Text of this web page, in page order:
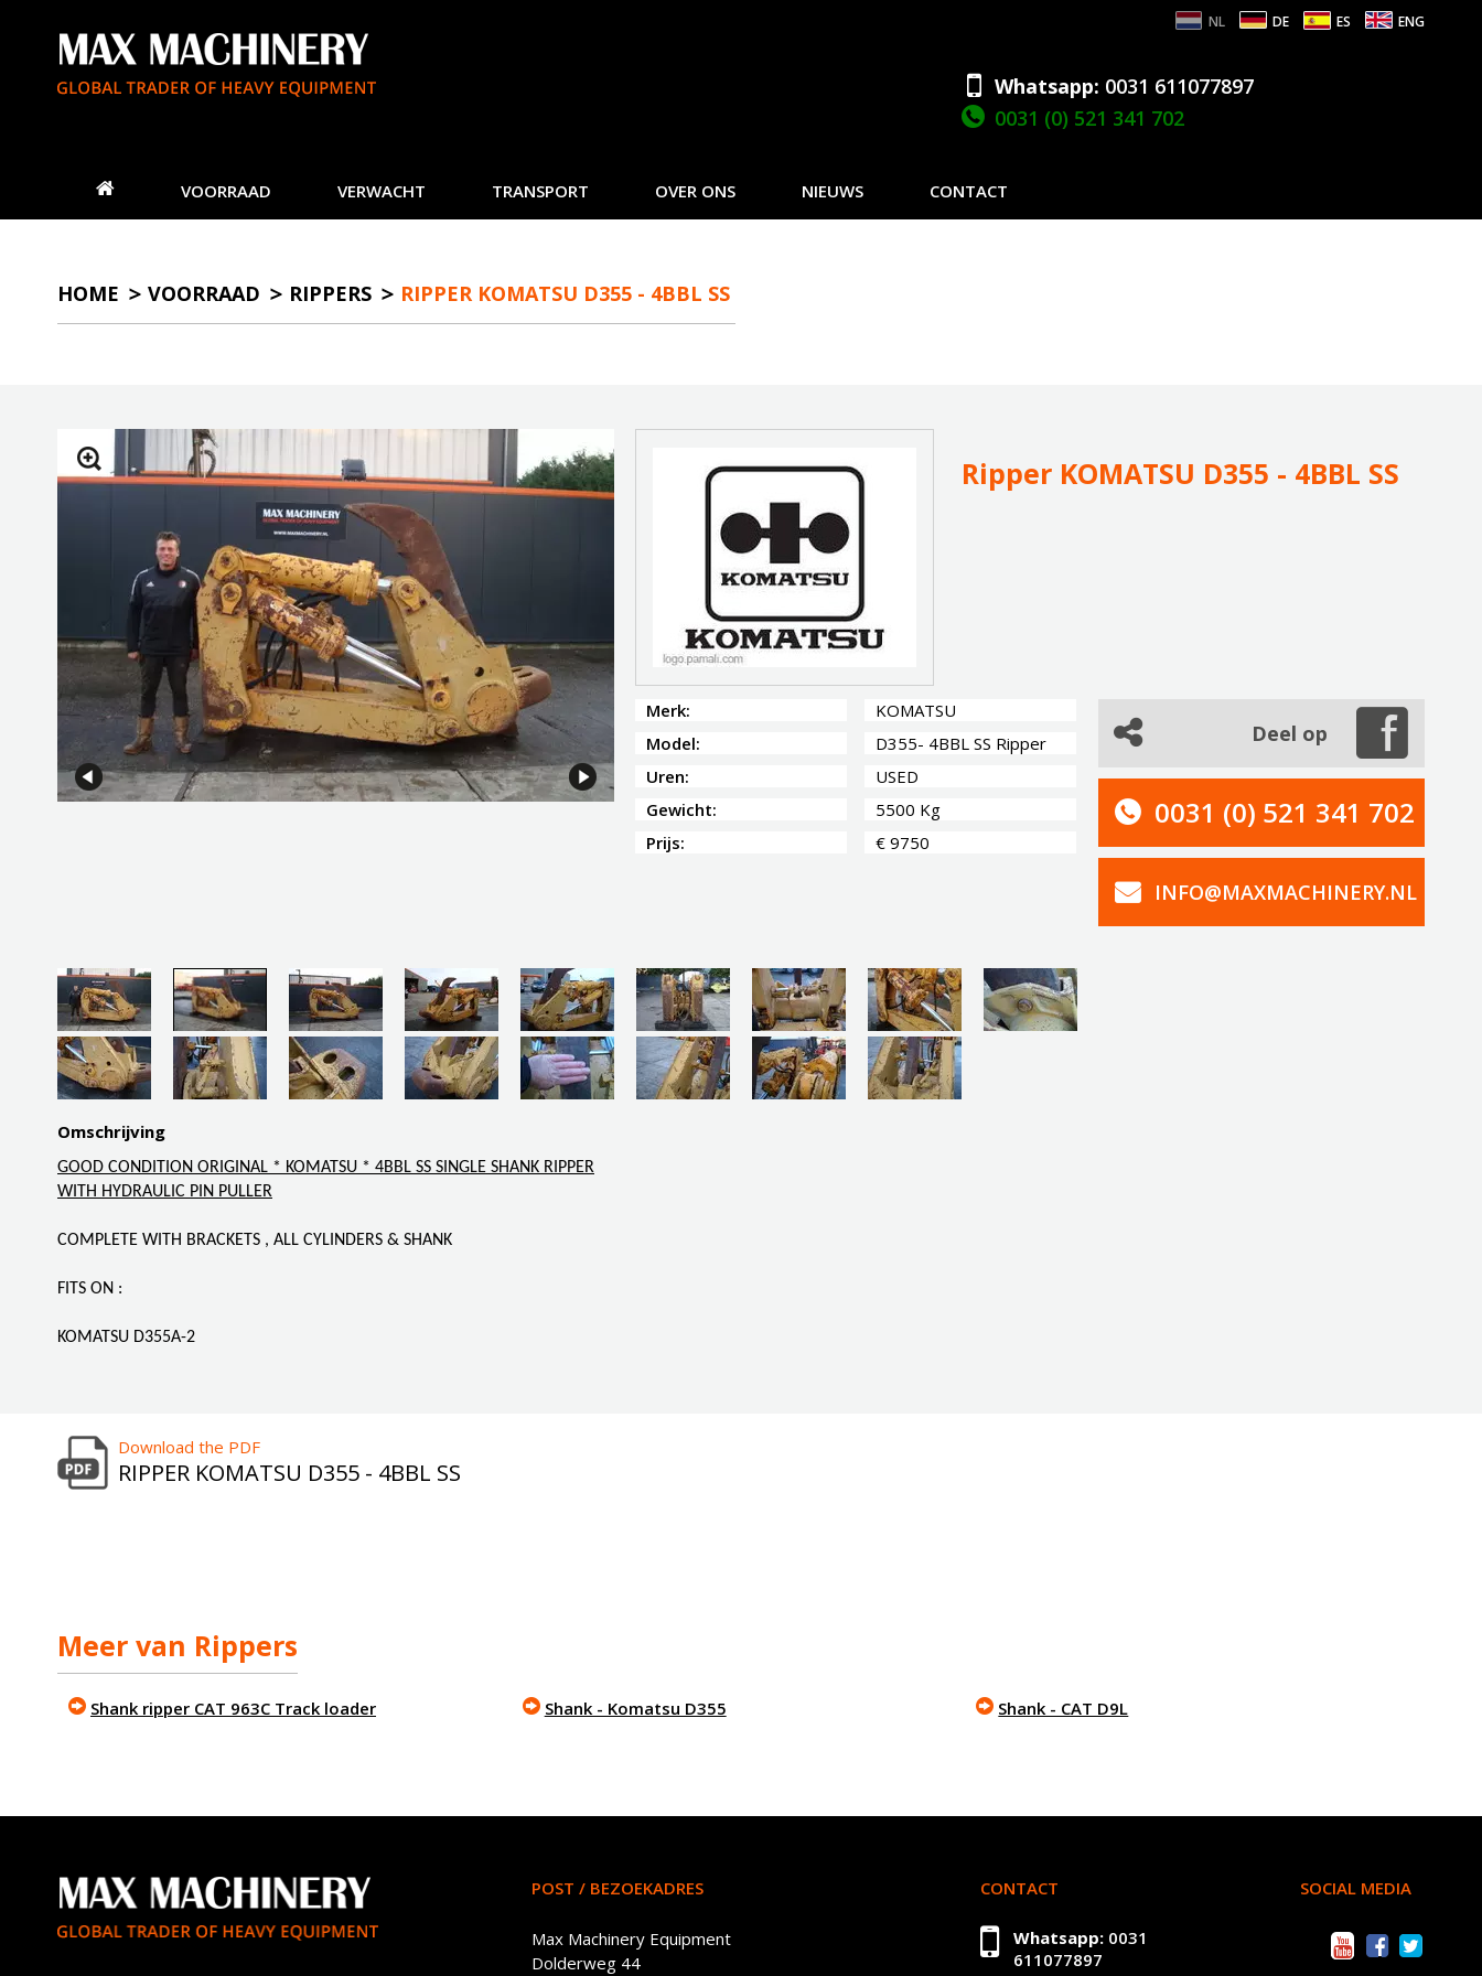
NL DE ES ENG
Whatsapp: 0031 611077897
0031 (0) 521 341 702
VOORRAAD VERWACHT TRANSPORT OVER ONS NIEUWS CONTACT
HOME VOORRAAD RIPPERS RIPPER KOMATSU D355 - 4BBL SS
Ripper KOMATSU D355 - 4BBL SS
Merk:
KOMATSU
Model:
D355- 4BBL SS Ripper
Uren:
USED
Gewicht:
5500 Kg
Prijs:
€ 9750
Deel op
0031 (0) 521 341 702
INFO@MAXMACHINERY.NL
Omschrijving
GOOD CONDITION ORIGINAL * KOMATSU * 4BBL SS SINGLE SHANK RIPPER
WITH HYDRAULIC PIN PULLER
COMPLETE WITH BRACKETS , ALL CYLINDERS & SHANK
FITS ON :
KOMATSU D355A-2
Download the PDF
RIPPER KOMATSU D355 - 4BBL SS
Meer van Rippers
Shank ripper CAT 963C Track loader Shank - Komatsu D355 Shank - CAT D9L
POST / BEZOEKADRES
Max Machinery Equipment
Dolderweg 44
CONTACT
Whatsapp: 0031
611077897
SOCIAL MEDIA